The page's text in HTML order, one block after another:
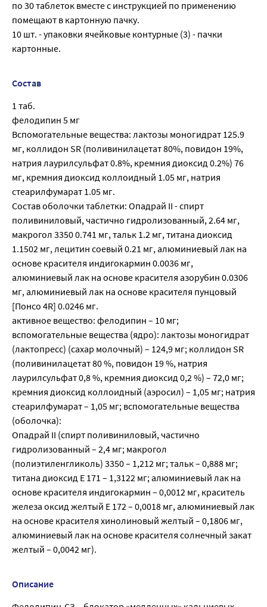
по 30 таблеток вместе с инструкцией по применению
помещают в картонную пачку.
10 шт. - упаковки ячейковые контурные (3) - пачки
картонные.
Состав
1 таб.
фелодипин 5 мг
Вспомогательные вещества: лактозы моногидрат 125.9
мг, коллидон SR (поливинилацетат 80%, повидон 19%,
натрия лаурилсульфат 0.8%, кремния диоксид 0.2%) 76
мг, кремния диоксид коллоидный 1.05 мг, натрия
стеарилфумарат 1.05 мг.
Состав оболочки таблетки: Опадрай II - спирт
поливиниловый, частично гидролизованный, 2.64 мг,
макрогол 3350 0.741 мг, тальк 1.2 мг, титана диоксид
1.1502 мг, лецитин соевый 0.21 мг, алюминиевый лак на
основе красителя индигокармин 0.0036 мг,
алюминиевый лак на основе красителя азорубин 0.0306
мг, алюминиевый лак на основе красителя пунцовый
[Понсо 4R] 0.0246 мг.
активное вещество: фелодипин – 10 мг;
вспомогательные вещества (ядро): лактозы моногидрат
(лактопресс) (сахар молочный) – 124,9 мг; коллидон SR
(поливинилацетат 80 %, повидон 19 %, натрия
лаурилсульфат 0,8 %, кремния диоксид 0,2 %) – 72,0 мг;
кремния диоксид коллоидный (аэросил) – 1,05 мг; натрия
стеарилфумарат – 1,05 мг; вспомогательные вещества
(оболочка):
Опадрай II (спирт поливиниловый, частично
гидролизованный – 2,4 мг; макрогол
(полиэтиленгликоль) 3350 – 1,212 мг; тальк – 0,888 мг;
титана диоксид Е 171 – 1,3122 мг; алюминиевый лак на
основе красителя индигокармин – 0,0012 мг, краситель
железа оксид желтый Е 172 – 0,0018 мг, алюминиевый лак
на основе красителя хинолиновый желтый – 0,1806 мг,
алюминиевый лак на основе красителя солнечный закат
желтый – 0,0042 мг).
Описание